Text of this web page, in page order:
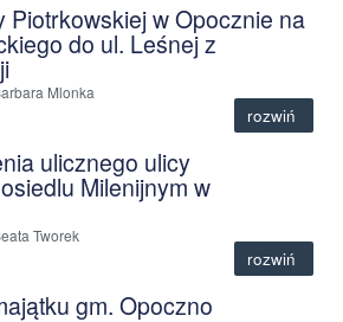
Piotrkowskiej w Opocznie na
do ul. Leśnej z
Mlonka
rozwiń
ulicznego ulicy
Milenijnym w
Tworek
rozwiń
gm. Opoczno